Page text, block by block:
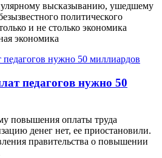
высказыванию, ушедшему
политического
и не столько экономика
экономика
педагогов нужно 50
повышения оплаты труда
денег нет, ее приостановили.
правительства о повышении